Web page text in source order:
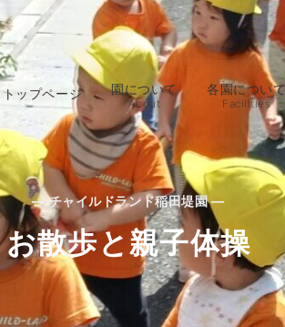
トップページ 園について
About
各園について
Facilities
— チャイルドランド稲田堤園 —
お散歩と親子体操